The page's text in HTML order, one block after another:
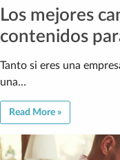
Los mejores
contenidos
Tanto si eres una
una…
Read More »